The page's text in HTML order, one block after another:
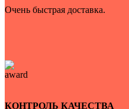
Очень быстрая доставка.
КОНТРОЛЬ КАЧЕСТВА